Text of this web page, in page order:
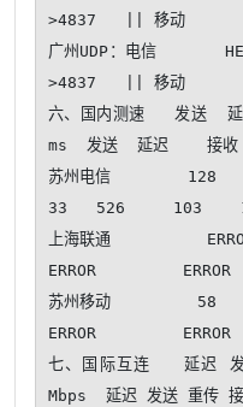
>4837   || 移动
广州UDP：电信
>4837   || 移动
六、国内测速   发送
ms  发送  延迟    接收
苏州电信        128
33   526     103
上海联通
ERROR         ERROR
苏州移动         58
ERROR         ERROR
七、国际互连   延迟
Mbps  延迟 发送 重传